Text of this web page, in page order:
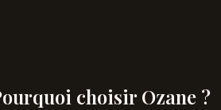
choisir Ozane ?